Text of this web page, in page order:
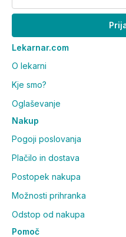
Da, izdelek je primeren
Kakšne
študije?
Rezultati kažejo 30 %
proti ponovnemu pojavu
osebah, meritve 3 tedne
uporabe) in 20 % večjo
(instrumentalne meritve
Lekarnar.com
O lekarni
Kje smo?
Oglaševanje
Nakup
Pogoji poslovanja
Plačilo in dostava
Postopek nakupa
Možnosti prihranka
Odstop od nakupa
Pomoč